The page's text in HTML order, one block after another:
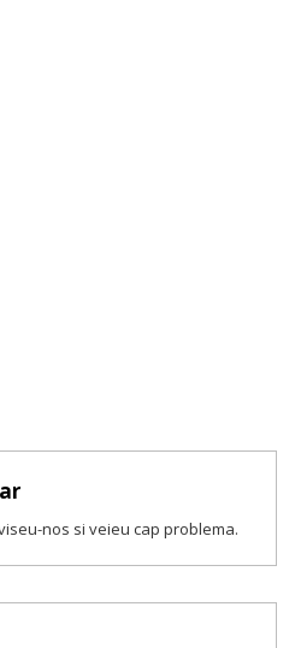
nos si veieu cap problema.